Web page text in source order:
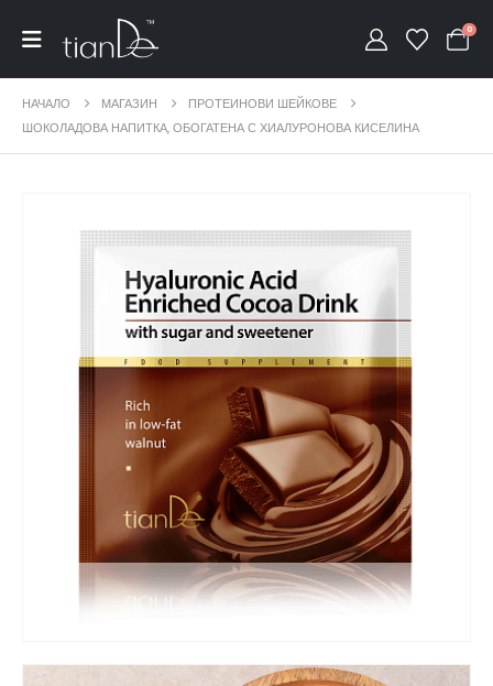
0
НАЧАЛО МАГАЗИН
ПРОТЕИНОВИ ШЕЙКОВЕ
ШОКОЛАДОВА НАПИТКА, ОБОГАТЕНА С ХИАЛУРОНОВА КИСЕЛИНА